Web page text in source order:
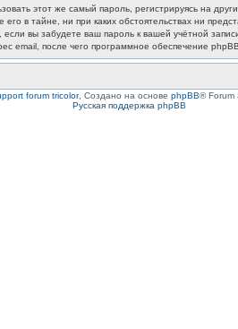
этот же самый пароль, регистрируясь на
в тайне, ни при каких обстоятельствах ни
вы забудете ваш пароль к вашей учётной
после чего программное обеспечение
forum tricolor, Создано на основе phpBB® Forum
Русская поддержка phpBB